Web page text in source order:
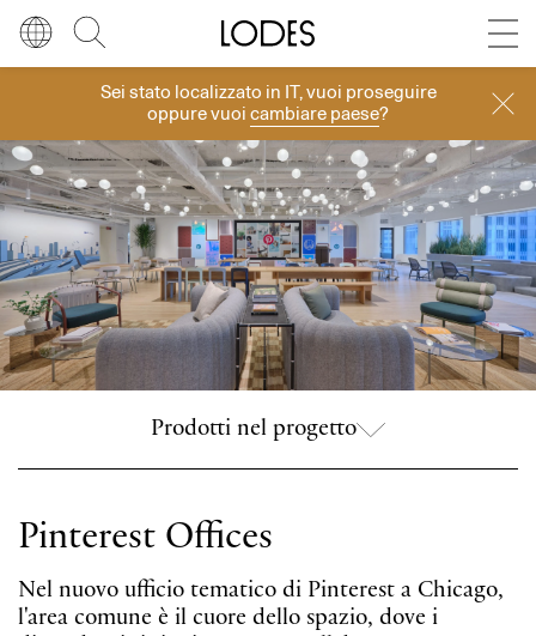
Sei stato localizzato in IT, vuoi proseguire
oppure vuoicambiare paese?
LinguaItaliano
Italiano
English
Français
Deutsch
Español
RegioneEuropa
Europa
Nord America
Resto del mondo
Store locator Press room
Diesel Living with Lodes
Progetti
Prodotti nel progetto
Pinterest Offices
Nel nuovo ufficio tematico di Pinterest a Chicago,
l'area comune è il cuore dello spazio, dove i